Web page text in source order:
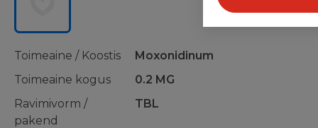
Toimeaine / Koostis
Moxonidinum
Toimeaine kogus
0.2 MG
Ravimivorm /
pakend
TBL